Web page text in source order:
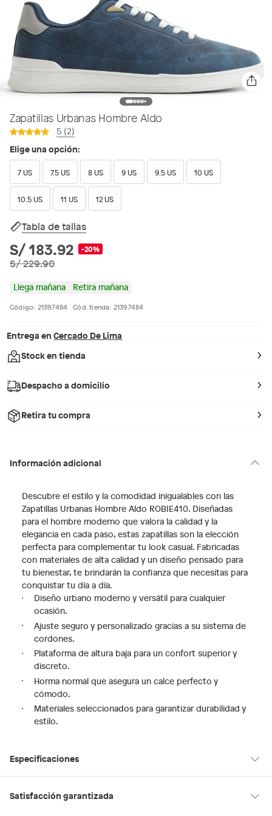
Zapatillas Urbanas Hombre Aldo
5 (2)
Elige una opción:
7 US 7.5 US 8 US 9 US 9.5 US 10 US
10.5 US 11 US 12 US
Tabla de tallas
S/ 183.92 -20%
S/ 229.90
Llega mañana Retira mañana
Código: 21397484 Cód. tienda: 21397484
Entrega en Cercado De Lima
Stock en tienda
Despacho a domicilio
Retira tu compra
Información adicional
Descubre el estilo y la comodidad inigualables con las
Zapatillas Urbanas Hombre Aldo ROBIE410. Diseñadas
para el hombre moderno que valora la calidad y la
elegancia en cada paso, estas zapatillas son la elección
perfecta para complementar tu look casual. Fabricadas
con materiales de alta calidad y un diseño pensado para
tu bienestar, te brindarán la confianza que necesitas para
conquistar tu día a día.
Diseño urbano moderno y versátil para cualquier
ocasión.
Ajuste seguro y personalizado gracias a su sistema de
cordones.
Plataforma de altura baja para un confort superior y
discreto.
Horma normal que asegura un calce perfecto y
cómodo.
Materiales seleccionados para garantizar durabilidad y
estilo.
Especificaciones
Hecho en
Satisfacción garantizada